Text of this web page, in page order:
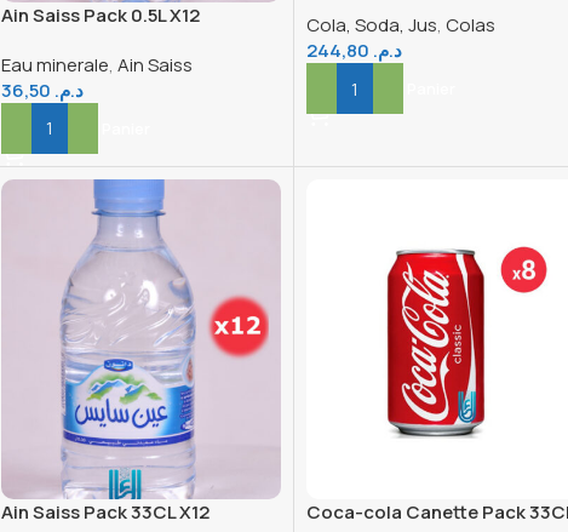
Ain Saiss Pack 0.5L X12
Eau minerale, Ain Saiss
د.م.
Ajouter Au Panier
Cola, Soda, Jus, Colas
د.م.
Ajouter Au Panier
Ain Saiss Pack 33CL X12
Coca-cola Canette Pack